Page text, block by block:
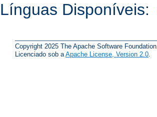
Línguas Disponíveis:
Copyright 2025 The Apache Software Foundation.
Licenciado sob a Apache License, Version 2.0